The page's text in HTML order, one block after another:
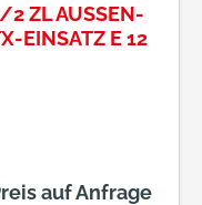
2 ZL AUSSEN-T
EINSATZ E 12
auf Anfrage